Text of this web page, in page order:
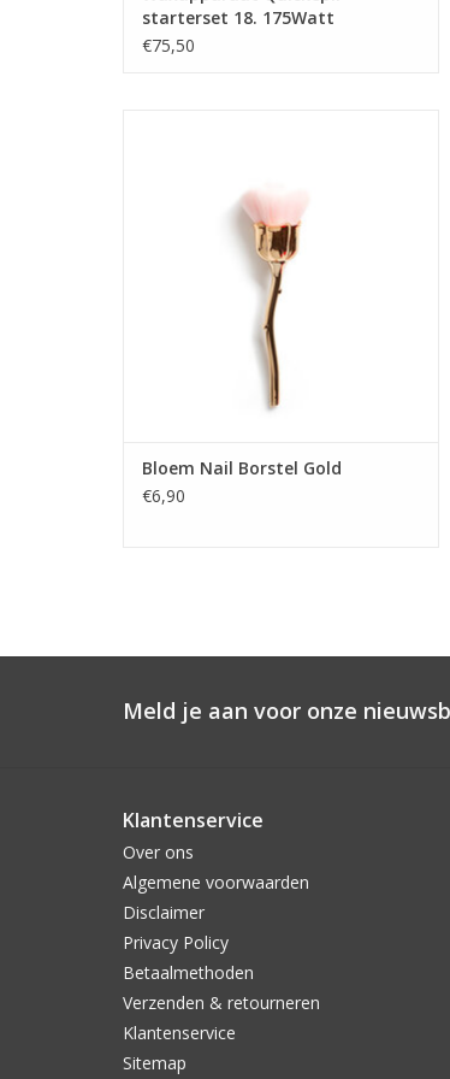
starterset 18. 175Watt
€75,50
Opleidingen
Biab cursus
Acryl cursus
Prijzen zijn incl. BTW
TOEVOEGEN AAN WINKELWAGEN
Bloem Nail Borstel Gold
€6,90
Meld je aan voor onze
Klantenservice
Over ons
Algemene voorwaarden
Disclaimer
Privacy Policy
Betaalmethoden
Verzenden & retourneren
Klantenservice
Sitemap